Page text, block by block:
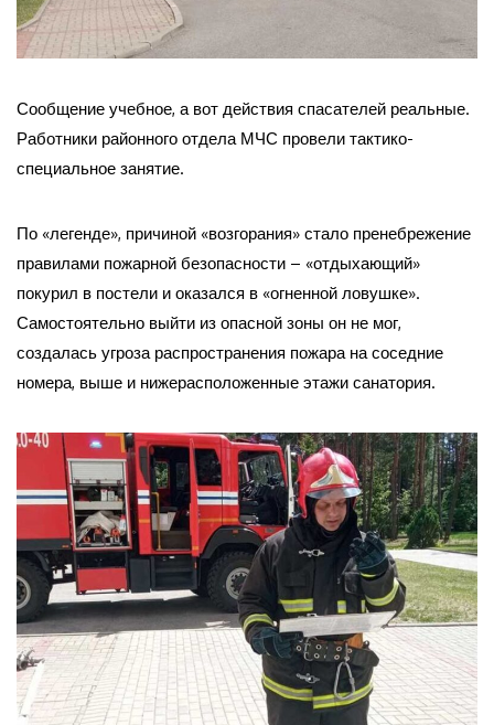
Сообщение учебное, а вот действия спасателей реальные.
Работники районного отдела МЧС провели тактико-
специальное занятие.
По «легенде», причиной «возгорания» стало пренебрежение
правилами пожарной безопасности – «отдыхающий»
покурил в постели и оказался в «огненной ловушке».
Самостоятельно выйти из опасной зоны он не мог,
создалась угроза распространения пожара на соседние
номера, выше и нижерасположенные этажи санатория.